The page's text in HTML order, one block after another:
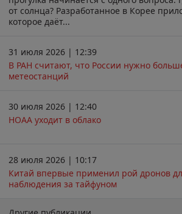
от солнца? Разработанное в Корее
которое даёт...
31 июля 2026 | 12:39
В РАН считают, что России нужно
метеостанций
30 июля 2026 | 12:40
НОАА уходит в облако
28 июля 2026 | 10:17
Китай впервые применил рой дронов
наблюдения за тайфуном